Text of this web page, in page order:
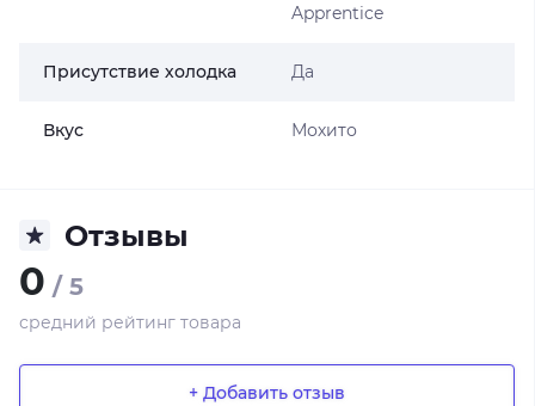
Apprentice
Присутствие холодка Да
Вкус Мохито
Отзывы
0 / 5
средний рейтинг товара
+ Добавить отзыв